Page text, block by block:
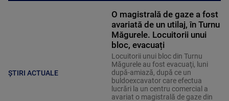
ȘTIRI ACTUALE
O magistrală de gaze a fost
avariată de un utilaj, în Turnu
Măgurele. Locuitorii unui
bloc, evacuați
Locuitorii unui bloc din Turnu
Măgurele au fost evacuaţi, luni
după-amiază, după ce un
buldoexcavator care efectua
lucrări la un centru comercial a
avariat o magistrală de gaze din